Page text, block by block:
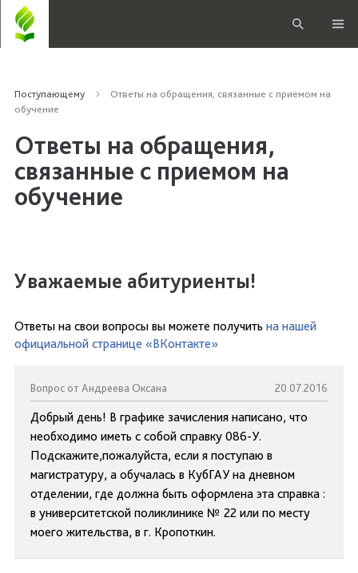
Поступающему
Ответы на обращения, связанные с приемом на
обучение
Ответы на обращения,
связанные с приемом на
обучение
Уважаемые абитуриенты!
Ответы на свои вопросы вы можете получить на нашей
официальной странице «ВКонтакте»
Вопрос от Андреева Оксана 20.07.2016
Добрый день! В графике зачисления написано, что
необходимо иметь с собой справку 086-У.
Подскажите,пожалуйста, если я поступаю в
магистратуру, а обучалась в КубГАУ на дневном
отделении, где должна быть оформлена эта справка :
в университетской поликлинике № 22 или по месту
моего жительства, в г. Кропоткин.